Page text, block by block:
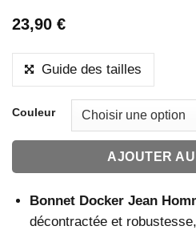
23,90 €
Guide des tailles
Couleur
AJOUTER
Bonnet Docker Jean
décontractée et